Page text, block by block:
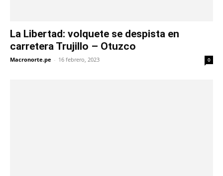
La Libertad: volquete se despista en
carretera Trujillo – Otuzco
Macronorte.pe - 16 febrero, 2023 0